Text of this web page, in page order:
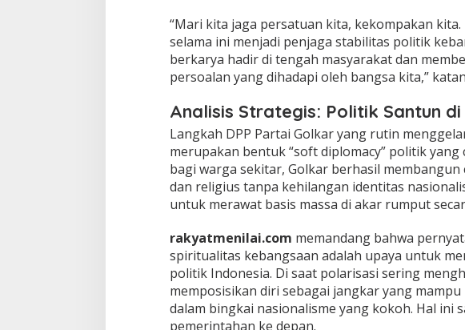
​“Mari kita jaga persatuan kita, kekompakan
selama ini menjadi penjaga stabilitas politik
berkarya hadir di tengah masyarakat dan
persoalan yang dihadapi oleh bangsa kita,”
Analisis Strategis: Politik Santun
​Langkah DPP Partai Golkar yang rutin
merupakan bentuk “soft diplomacy” politik
bagi warga sekitar, Golkar berhasil
dan religius tanpa kehilangan identitas
untuk merawat basis massa di akar rumput
rakyatmenilai.com memandang bahwa
spiritualitas kebangsaan adalah upaya untuk
politik Indonesia. Di saat polarisasi sering
memposisikan diri sebagai jangkar yang
dalam bingkai nasionalisme yang kokoh. Hal ini
pemerintahan ke depan.